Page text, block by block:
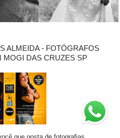
ALMEIDA - FOTÓGRAFOS
MOGI DAS CRUZES SP